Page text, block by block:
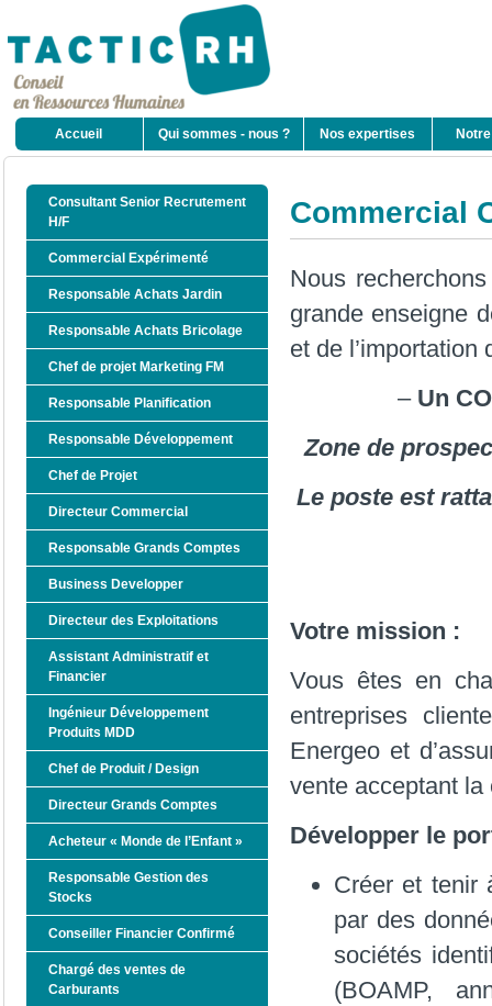
Consultant Senior Recrutement
H/F
Commercial Expérimenté
Responsable Achats Jardin
Responsable Achats Bricolage
Chef de projet Marketing FM
Responsable Planification
Responsable Développement
Chef de Projet
Directeur Commercial
Responsable Grands Comptes
Business Developper
Directeur des Exploitations
Assistant Administratif et
Financier
Ingénieur Développement
Produits MDD
Chef de Produit / Design
Directeur Grands Comptes
Acheteur « Monde de l’Enfant »
Responsable Gestion des
Stocks
Conseiller Financier Confirmé
Chargé des ventes de
Carburants
Commercial
Nous
grande enseigne
et de
–Un
Zone de
Le poste est
Votre mission :
Vous êtes en
entreprises
Energeo et
vente acceptant la
Développer le
Créer et tenir
par des
sociétés
(BOAMP,
Accueil Qui sommes - nous ? Nos expertises